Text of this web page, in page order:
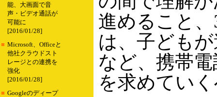
能、大画面で音
声・ビデオ通話が
可能に
[2016/01/28]
■ Microsoft、Officeと
他社クラウドスト
レージとの連携を
強化
[2016/01/28]
■ Googleのディープ
進めること
は、子ども
など、携帯
を求めてい